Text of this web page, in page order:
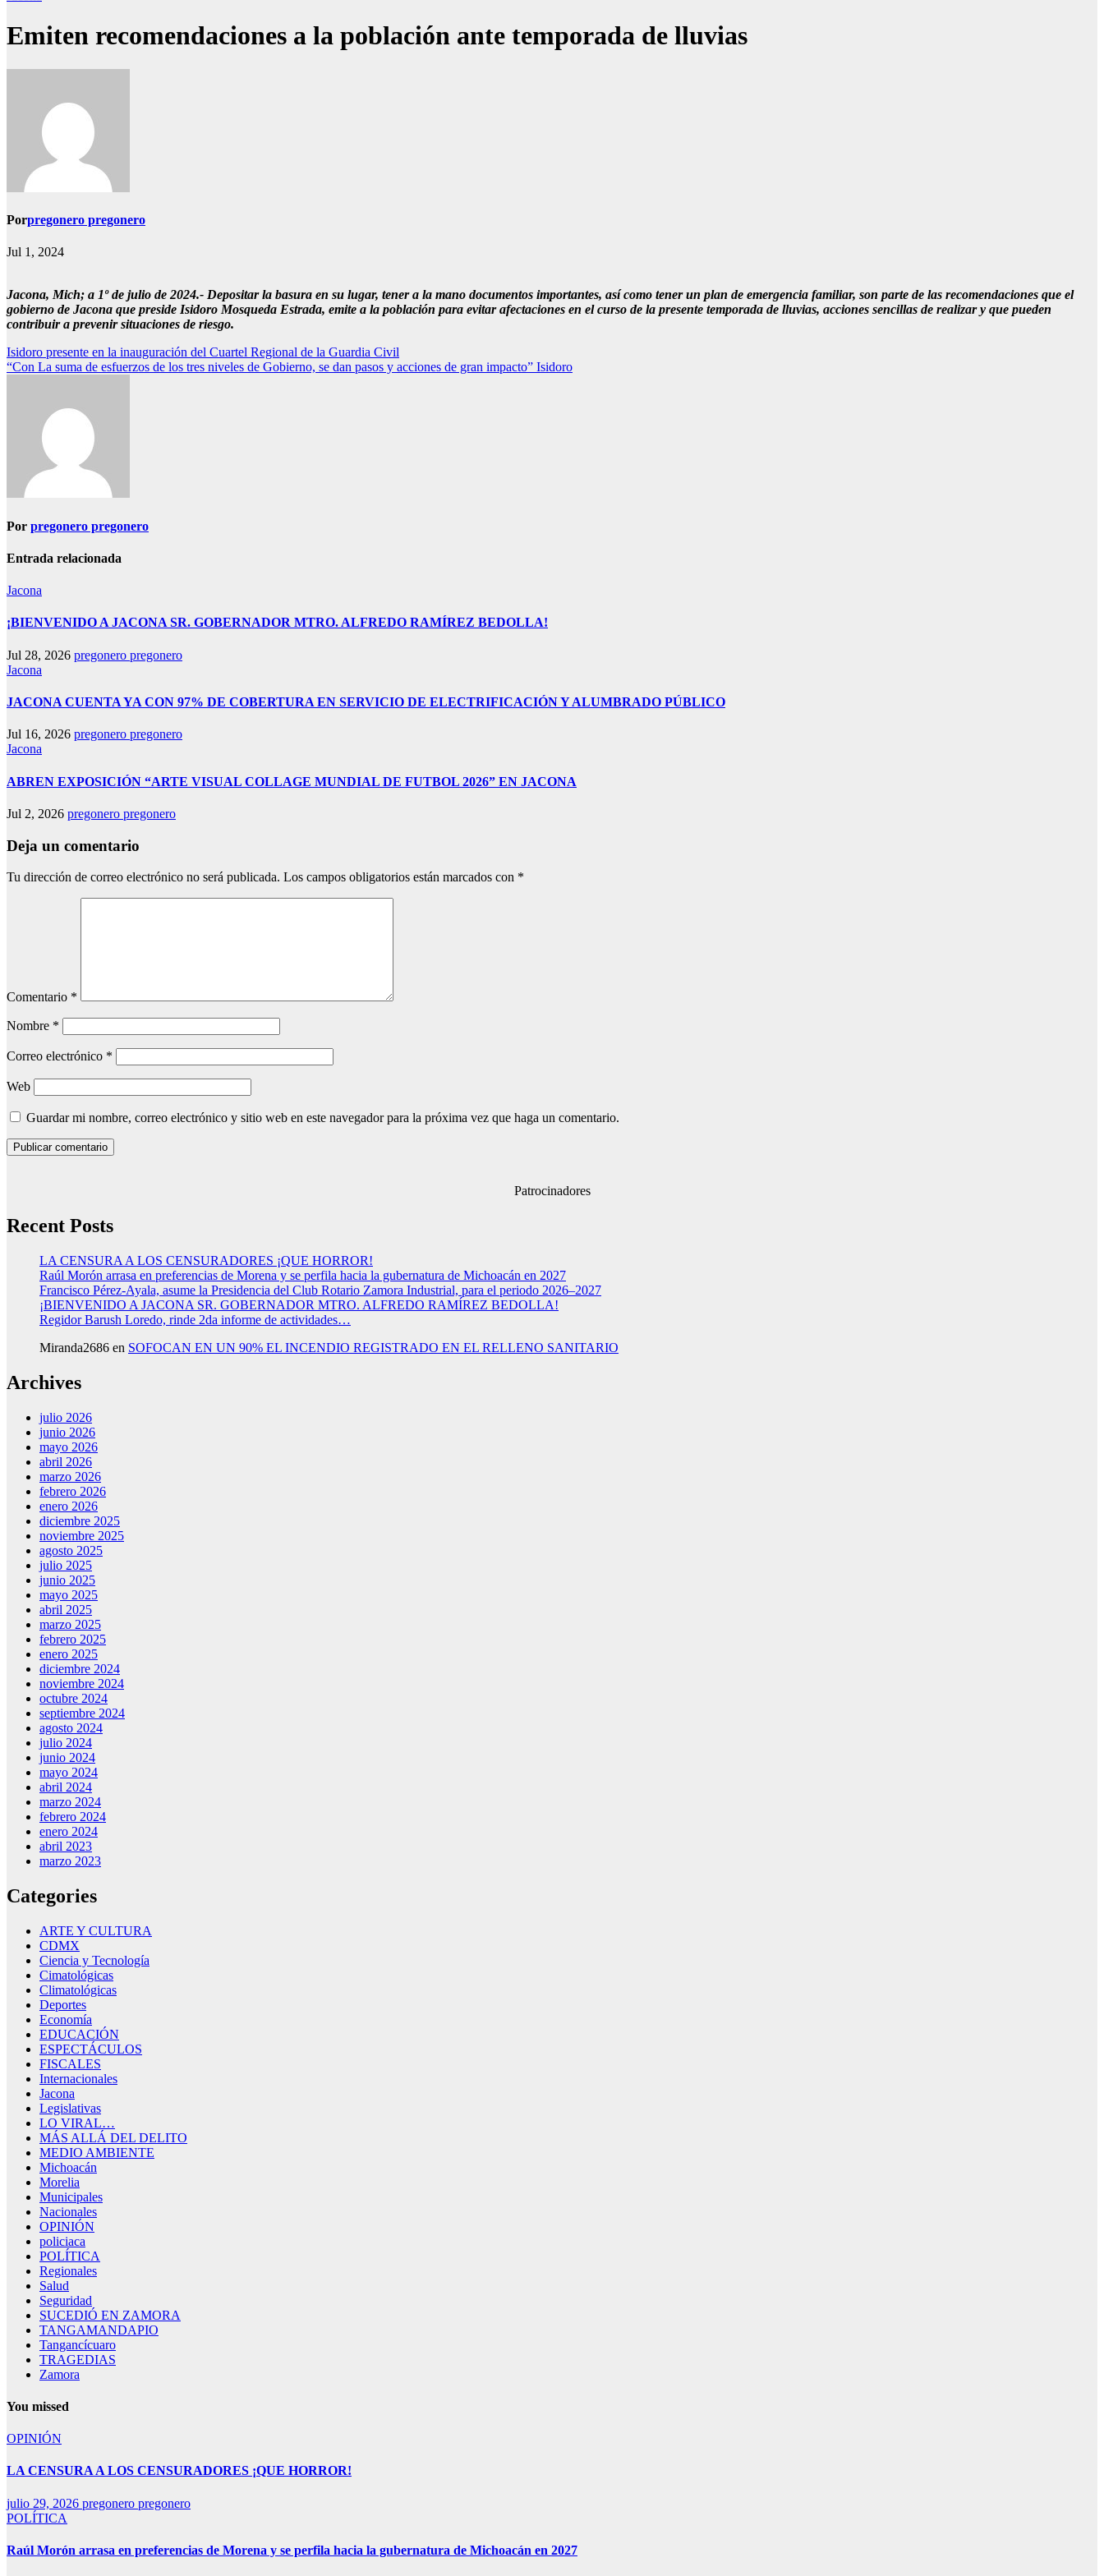
Emiten recomendaciones a la población ante temporada de lluvias
Porpregonero pregonero
Jul 1, 2024
Jacona, Mich; a 1º de julio de 2024.- Depositar la basura en su lugar, tener a la mano documentos importantes, así como tener un plan de emergencia familiar, son parte de las recomendaciones que el
gobierno de Jacona que preside Isidoro Mosqueda Estrada, emite a la población para evitar afectaciones en el curso de la presente temporada de lluvias, acciones sencillas de realizar y que pueden
contribuir a prevenir situaciones de riesgo.
Navegación
de
Isidoro presente en la inauguración del Cuartel Regional de la Guardia Civil
“Con La suma de esfuerzos de los tres niveles de Gobierno, se dan pasos y acciones de gran impacto” Isidoro
Por pregonero pregonero
Entrada relacionada
Jacona
¡BIENVENIDO A JACONA SR. GOBERNADOR MTRO. ALFREDO RAMÍREZ BEDOLLA!
Jul 28, 2026 pregonero pregonero
Jacona
JACONA CUENTA YA CON 97% DE COBERTURA EN SERVICIO DE ELECTRIFICACIÓN Y ALUMBRADO PÚBLICO
Jul 16, 2026 pregonero pregonero
Jacona
ABREN EXPOSICIÓN “ARTE VISUAL COLLAGE MUNDIAL DE FUTBOL 2026” EN JACONA
Jul 2, 2026 pregonero pregonero
Deja un comentario
Tu dirección de correo electrónico no será publicada. Los campos obligatorios están marcados con *
Comentario *
Nombre *
Correo electrónico *
Web
Guardar mi nombre, correo electrónico y sitio web en este navegador para la próxima vez que haga un comentario.
Patrocinadores
Recent Posts
LA CENSURA A LOS CENSURADORES ¡QUE HORROR!
Raúl Morón arrasa en preferencias de Morena y se perfila hacia la gubernatura de Michoacán en 2027
Francisco Pérez-Ayala, asume la Presidencia del Club Rotario Zamora Industrial, para el periodo 2026–2027
¡BIENVENIDO A JACONA SR. GOBERNADOR MTRO. ALFREDO RAMÍREZ BEDOLLA!
Regidor Barush Loredo, rinde 2da informe de actividades…
Miranda2686 en SOFOCAN EN UN 90% EL INCENDIO REGISTRADO EN EL RELLENO SANITARIO
Archives
julio 2026
junio 2026
mayo 2026
abril 2026
marzo 2026
febrero 2026
enero 2026
diciembre 2025
noviembre 2025
agosto 2025
julio 2025
junio 2025
mayo 2025
abril 2025
marzo 2025
febrero 2025
enero 2025
diciembre 2024
noviembre 2024
octubre 2024
septiembre 2024
agosto 2024
julio 2024
junio 2024
mayo 2024
abril 2024
marzo 2024
febrero 2024
enero 2024
abril 2023
marzo 2023
Categories
ARTE Y CULTURA
CDMX
Ciencia y Tecnología
Cimatológicas
Climatológicas
Deportes
Economía
EDUCACIÓN
ESPECTÁCULOS
FISCALES
Internacionales
Jacona
Legislativas
LO VIRAL…
MÁS ALLÁ DEL DELITO
MEDIO AMBIENTE
Michoacán
Morelia
Municipales
Nacionales
OPINIÓN
policiaca
POLÍTICA
Regionales
Salud
Seguridad
SUCEDIÓ EN ZAMORA
TANGAMANDAPIO
Tangancícuaro
TRAGEDIAS
Zamora
You missed
OPINIÓN
LA CENSURA A LOS CENSURADORES ¡QUE HORROR!
julio 29, 2026 pregonero pregonero
POLÍTICA
Raúl Morón arrasa en preferencias de Morena y se perfila hacia la gubernatura de Michoacán en 2027